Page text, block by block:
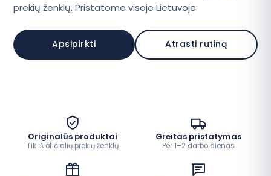
prekių ženklų. Pristatome visoje Lietuvoje.
Apsipirkti Atrasti rutiną
Originalūs produktai
Tik iš oficialių prekių ženklų
Greitas pristatymas
Per 1–2 darbo dienas